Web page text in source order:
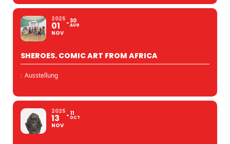
2025
01
NOV
30
AUG
SHEROES. COMIC ART FROM AFRICA
: Ausstellung
2025
13
NOV
11
OCT